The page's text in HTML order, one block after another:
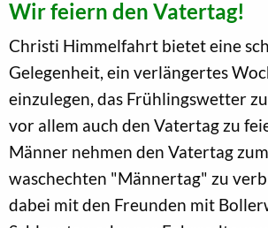
Wir feiern den Vatertag!
Christi Himmelfahrt bietet eine
Gelegenheit, ein verlängertes
einzulegen, das Frühlingswetter
vor allem auch den Vatertag zu
Männer nehmen den Vatertag
waschechten "Männertag" zu
dabei mit den Freunden mit